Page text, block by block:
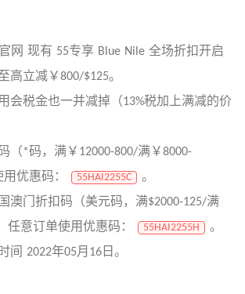
网 现有 55专享 Blue Nile 全场折扣开启
高立减￥800/$125。
会税金也一并减掉（13%税加上满减的价
（*码，满￥12000-800/满￥8000-
优惠码：
55HAI2255C
。
澳门折扣码（美元码，满$2000-125/满
任意订单使用优惠码：
55HAI2255H
。
间 2022年05月16日。